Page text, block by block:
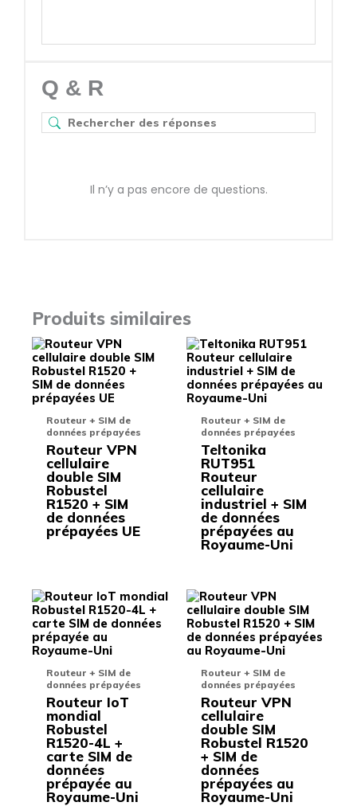
Q & R
Il n’y a pas encore de questions.
Produits similaires
Routeur + SIM de
données prépayées
Routeur VPN
cellulaire
double SIM
Robustel
R1520 + SIM
de données
prépayées UE
produit
plusieurs
variations.
peuvent
produit
Routeur + SIM de
données prépayées
Teltonika
RUT951
Routeur
cellulaire
industriel + SIM
de données
prépayées au
Royaume-Uni
Routeur + SIM de
données prépayées
Routeur IoT
mondial
Robustel
R1520-4L +
carte SIM de
données
prépayée au
Royaume-Uni
Ce
produit
a
plusieurs
variations.
options
peuvent
choisies
Routeur + SIM de
données prépayées
Routeur VPN
cellulaire
double SIM
Robustel R1520
+ SIM de
données
prépayées au
Royaume-Uni
a